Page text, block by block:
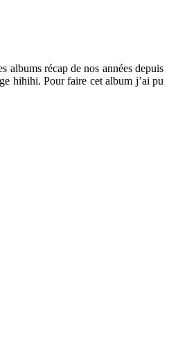
albums récap de nos années depuis
hihihi. Pour faire cet album j’ai pu